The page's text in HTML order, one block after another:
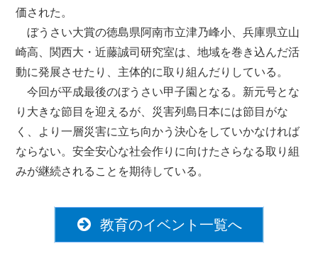
価された。
ぼうさい大賞の徳島県阿南市立津乃峰小、兵庫県立山
崎高、関西大・近藤誠司研究室は、地域を巻き込んだ活
動に発展させたり、主体的に取り組んだりしている。
今回が平成最後のぼうさい甲子園となる。新元号とな
り大きな節目を迎えるが、災害列島日本には節目がな
く、より一層災害に立ち向かう決心をしていかなければ
ならない。安全安心な社会作りに向けたさらなる取り組
みが継続されることを期待している。
教育のイベント一覧へ